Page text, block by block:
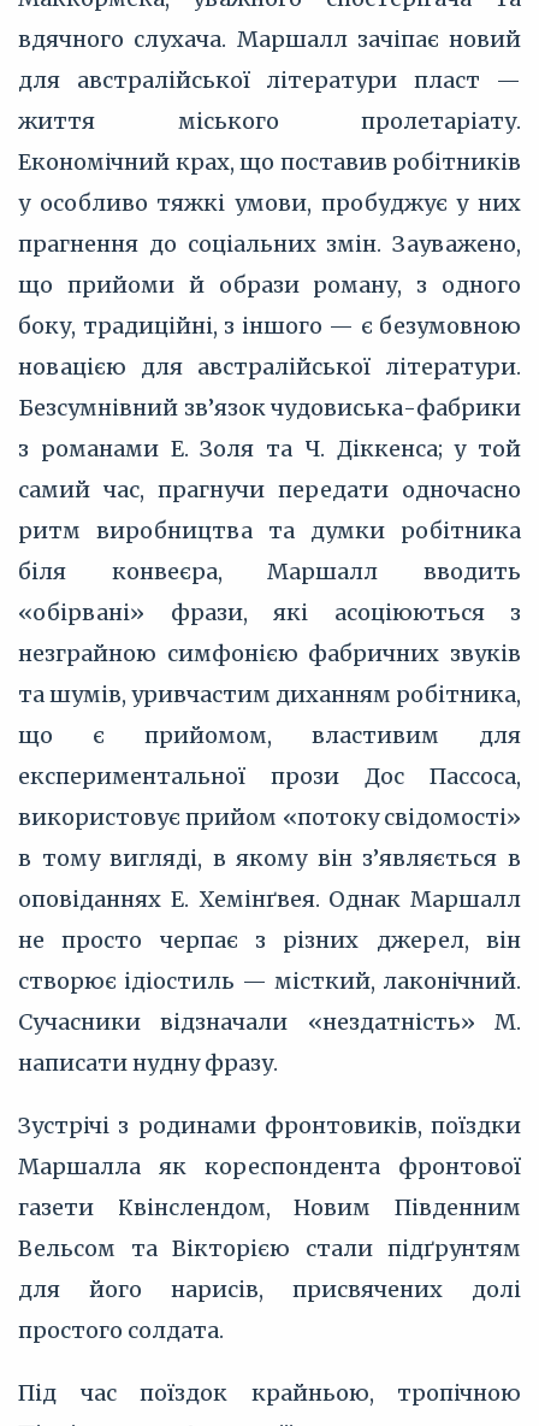
вдячного слухача. Маршалл зачіпає новий
для австралійської літератури пласт —
життя міського пролетаріату.
Економічний крах, що поставив робітників
у особливо тяжкі умови, пробуджує у них
прагнення до соціальних змін. Зауважено,
що прийоми й образи роману, з одного
боку, традиційні, з іншого — є безумовною
новацією для австралійської літератури.
Безсумнівний зв’язок чудовиська-фабрики
з романами Е. Золя та Ч. Діккенса; у той
самий час, прагнучи передати одночасно
ритм виробництва та думки робітника
біля конвеєра, Маршалл вводить
«обірвані» фрази, які асоціюються з
незграйною симфонією фабричних звуків
та шумів, уривчастим диханням робітника,
що є прийомом, властивим для
експериментальної прози Дос Пассоса,
використовує прийом «потоку свідомості»
в тому вигляді, в якому він з’являється в
оповіданнях Е. Хемінґвея. Однак Маршалл
не просто черпає з різних джерел, він
створює ідіостиль — місткий, лаконічний.
Сучасники відзначали «нездатність» М.
написати нудну фразу.
Зустрічі з родинами фронтовиків, поїздки
Маршалла як кореспондента фронтової
газети Квінслендом, Новим Південним
Вельсом та Вікторією стали підґрунтям
для його нарисів, присвячених долі
простого солдата.
Під час поїздок крайньою, тропічною